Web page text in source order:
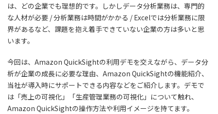
は、どの企業でも理想的です。しかしデータ分析業務は、専門的
な人材が必要 / 分析業務は時間がかかる / Excelでは分析業務に限
界があるなど、課題を抱え着手できていない企業の方は多いと思
います。
今回は、Amazon QuickSightの利用デモを交えながら、データ分
析が企業の成長に必要な理由、Amazon QuickSightの機能紹介、
当社が導入時にサポートできる内容などをご紹介します。デモで
は「売上の可視化」「生産管理業務の可視化」について触れ、
Amazon QuickSightの操作方法や利用イメージを持てます。